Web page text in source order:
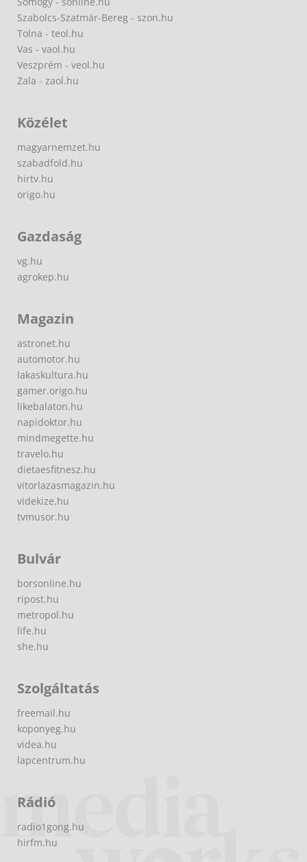
Szabolcs-Szatmár-Bereg - szon.hu
Tolna - teol.hu
Vas - vaol.hu
Veszprém - veol.hu
Zala - zaol.hu
Közélet
magyarnemzet.hu
szabadfold.hu
hirtv.hu
origo.hu
Gazdaság
vg.hu
agrokep.hu
Magazin
astronet.hu
automotor.hu
lakaskultura.hu
gamer.origo.hu
likebalaton.hu
napidoktor.hu
mindmegette.hu
travelo.hu
dietaesfitnesz.hu
vitorlazasmagazin.hu
videkize.hu
tvmusor.hu
Bulvár
borsonline.hu
ripost.hu
metropol.hu
life.hu
she.hu
Szolgáltatás
freemail.hu
koponyeg.hu
videa.hu
lapcentrum.hu
Rádió
radio1gong.hu
hirfm.hu